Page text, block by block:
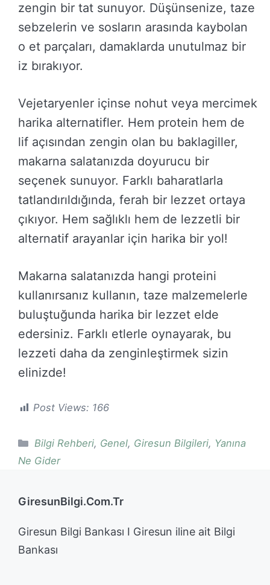
zengin bir tat sunuyor. Düşünsenize, taze
sebzelerin ve sosların arasında kaybolan
o et parçaları, damaklarda unutulmaz bir
iz bırakıyor.
Vejetaryenler içinse nohut veya mercimek
harika alternatifler. Hem protein hem de
lif açısından zengin olan bu baklagiller,
makarna salatanızda doyurucu bir
seçenek sunuyor. Farklı baharatlarla
tatlandırıldığında, ferah bir lezzet ortaya
çıkıyor. Hem sağlıklı hem de lezzetli bir
alternatif arayanlar için harika bir yol!
Makarna salatanızda hangi proteini
kullanırsanız kullanın, taze malzemelerle
buluştuğunda harika bir lezzet elde
edersiniz. Farklı etlerle oynayarak, bu
lezzeti daha da zenginleştirmek sizin
elinizde!
Post Views: 166
Kategoriler
Bilgi Rehberi, Genel, Giresun Bilgileri, Yanına
Ne Gider
GiresunBilgi.Com.Tr
Giresun Bilgi Bankası I Giresun iline ait Bilgi
Bankası